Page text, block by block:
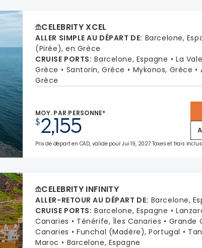
CELEBRITY XCEL
ALLER SIMPLE AU DÉPART DE: Barcelone,
(Pirée), en Grèce
CRUISE PORTS: Barcelone, Espagne La
Grèce
Santorin, Grèce Mykonos, Grèce
Grèce
MOY. PAR PERSONNE*
$2,155
Prix de départ en CAD, valide pour Jui 19, 2027 Taxes et frais
CELEBRITY INFINITY
ALLER-RETOUR AU DÉPART DE: Barcelone,
CRUISE PORTS: Barcelone, Espagne
Canaries
Ténérife, Îles Canaries
Grande
Canaries
Funchal (Madère), Portugal
Maroc
Barcelone, Espagne